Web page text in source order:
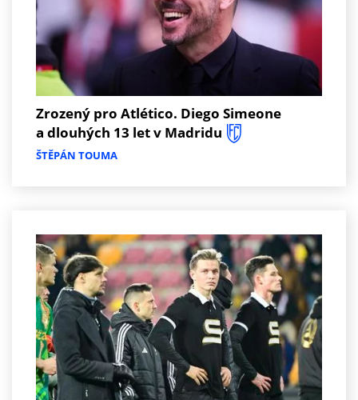
Zrozený pro Atlético. Diego Simeone
a dlouhých 13 let v Madridu
ŠTĚPÁN TOUMA